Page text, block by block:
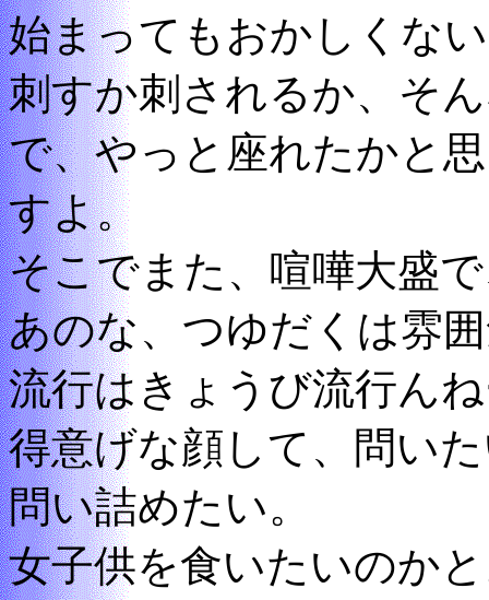
始まってもおかしくな
刺すか刺されるか、そ
で、やっと座れたかと
すよ。
そこでまた、喧嘩大盛
あのな、つゆだくは雰
流行はきょうび流行ん
得意げな顔して、問い
問い詰めたい。
女子供を食いたいのか